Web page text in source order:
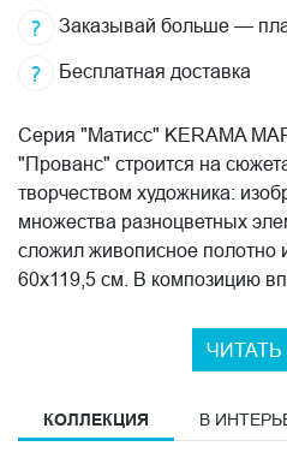
Заказывай больше —
Бесплатная доставка
Серия "Матисс" KERAMA
"Прованс" строится на
творчеством художника:
множества разноцветных
сложил живописное полотно
60x119,5 см. В композицию
освещением. Утром одно, при
Анри Матисс провел
Ницце, на Лазурном берегу.
КОЛЛЕКЦИЯ В